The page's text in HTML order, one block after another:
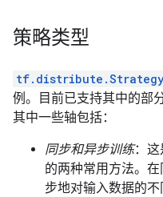
策略类型
例。目前已支持其中的部
其中一些轴包括：
同步和异步训练：这
的两种常用方法。
步地对输入数据的